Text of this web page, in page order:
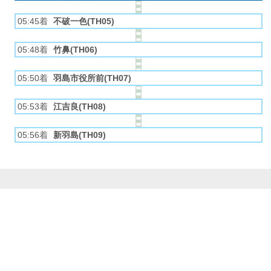
05:45着 不破一色(TH05)
05:48着 竹鼻(TH06)
05:50着 羽島市役所前(TH07)
05:53着 江吉良(TH08)
05:56着 新羽島(TH09)